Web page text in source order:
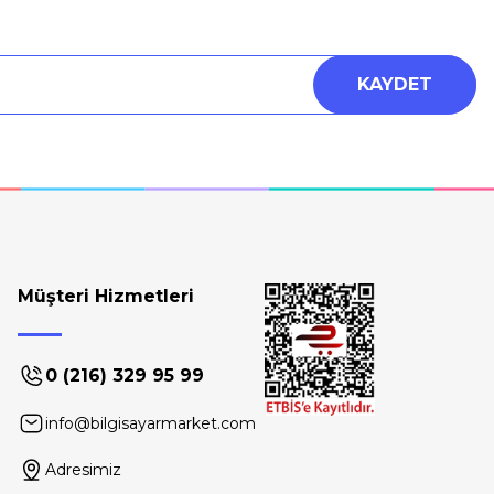
KAYDET
Müşteri Hizmetleri
0 (216) 329 95 99
info@bilgisayarmarket.com
Adresimiz